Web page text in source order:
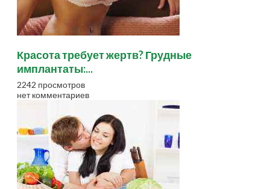
Красота требует жертв? Грудные
имплантаты:...
2242 просмотров
нет комментариев